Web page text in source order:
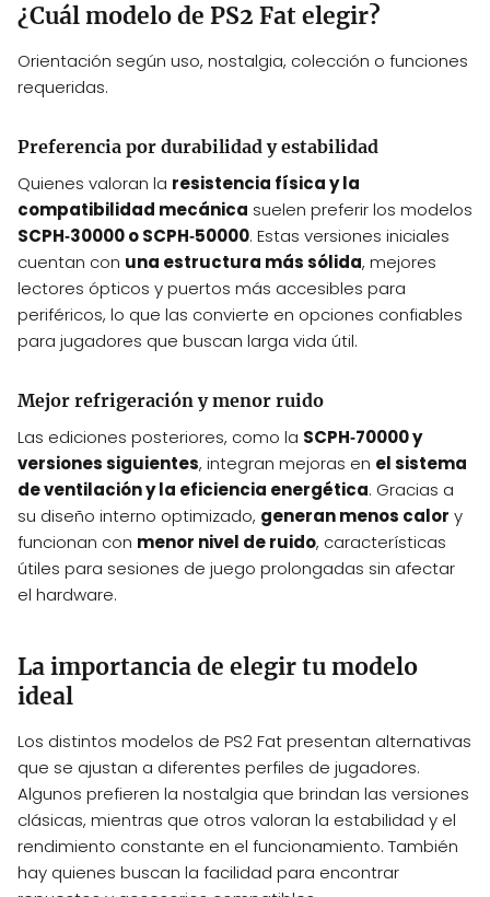
¿Cuál modelo de PS2 Fat elegir?
Orientación según uso, nostalgia, colección o funciones
requeridas.
Preferencia por durabilidad y estabilidad
Quienes valoran la resistencia física y la
compatibilidad mecánica suelen preferir los modelos
SCPH‑30000 o SCPH‑50000. Estas versiones iniciales
cuentan con una estructura más sólida, mejores
lectores ópticos y puertos más accesibles para
periféricos, lo que las convierte en opciones confiables
para jugadores que buscan larga vida útil.
Mejor refrigeración y menor ruido
Las ediciones posteriores, como la SCPH‑70000 y
versiones siguientes, integran mejoras en el sistema
de ventilación y la eficiencia energética. Gracias a
su diseño interno optimizado, generan menos calor y
funcionan con menor nivel de ruido, características
útiles para sesiones de juego prolongadas sin afectar
el hardware.
La importancia de elegir tu modelo
ideal
Los distintos modelos de PS2 Fat presentan alternativas
que se ajustan a diferentes perfiles de jugadores.
Algunos prefieren la nostalgia que brindan las versiones
clásicas, mientras que otros valoran la estabilidad y el
rendimiento constante en el funcionamiento. También
hay quienes buscan la facilidad para encontrar